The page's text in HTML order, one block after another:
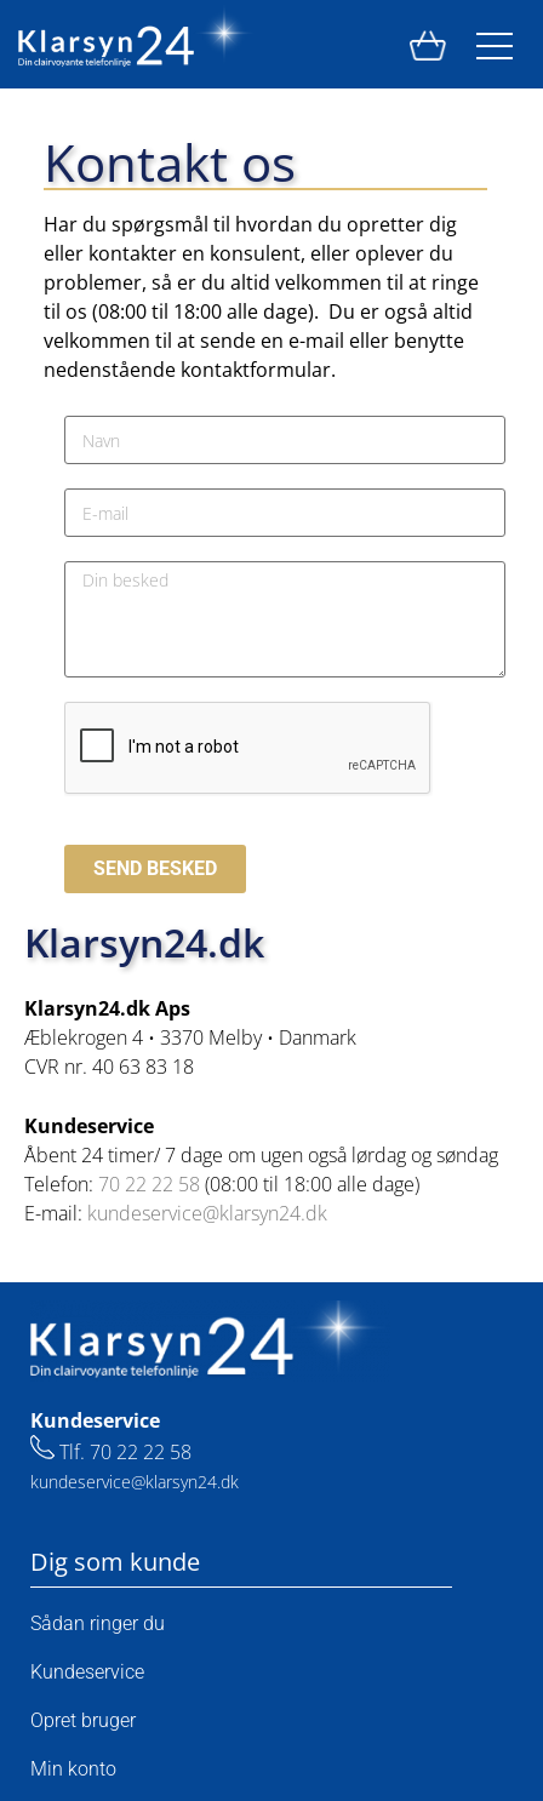
Kontakt os
Har du spørgsmål til hvordan du opretter dig
eller kontakter en konsulent, eller oplever du
problemer, så er du altid velkommen til at ringe
til os (08:00 til 18:00 alle dage). Du er også altid
velkommen til at sende en e-mail eller benytte
nedenstående kontaktformular.
SEND BESKED
Klarsyn24.dk
Klarsyn24.dk Aps
Æblekrogen 4 • 3370 Melby • Danmark
CVR nr. 40 63 83 18
Kundeservice
Åbent 24 timer/ 7 dage om ugen også lørdag og søndag
Telefon: 70 22 22 58 (08:00 til 18:00 alle dage)
E-mail: kundeservice@klarsyn24.dk
Kundeservice
Tlf. 70 22 22 58
kundeservice@klarsyn24.dk
Dig som kunde
Sådan ringer du
Kundeservice
Opret bruger
Min konto